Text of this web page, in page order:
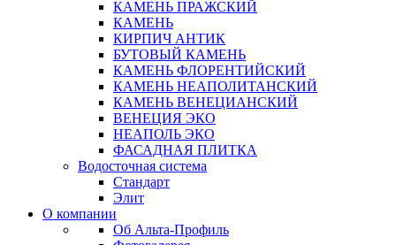
КАМЕНЬ ПРАЖСКИЙ
КАМЕНЬ
КИРПИЧ АНТИК
БУТОВЫЙ КАМЕНЬ
КАМЕНЬ ФЛОРЕНТИЙСКИЙ
КАМЕНЬ НЕАПОЛИТАНСКИЙ
КАМЕНЬ ВЕНЕЦИАНСКИЙ
ВЕНЕЦИЯ ЭКО
НЕАПОЛЬ ЭКО
ФАСАДНАЯ ПЛИТКА
Водосточная система
Стандарт
Элит
О компании
Об Альта-Профиль